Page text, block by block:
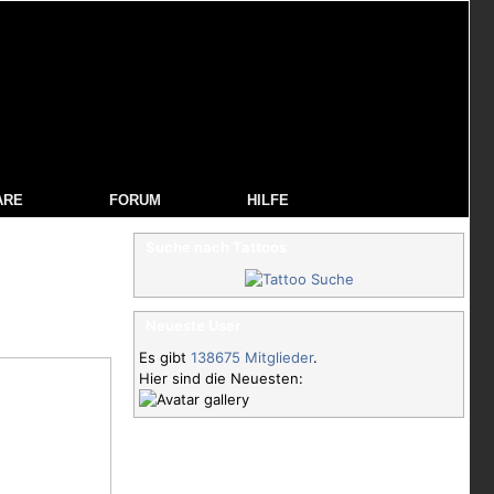
FORUM HILFE
Es gibt 138675 Mitglieder.
Hier sind die Neuesten: